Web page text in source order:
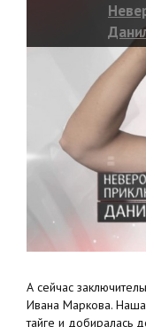
А сейчас
Ивана Маркова.
тайге и добиралась